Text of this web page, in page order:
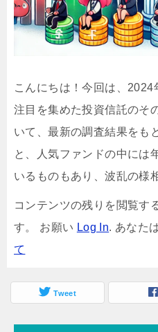
こんにちは！今回は、
注目を集めた投資信託のそ
いて、最新の調査結果をも
と、人気ファンドの中には
いるものもあり、波乱の様
コンテンツの残りを閲覧す
す。 お願い Log In. あなた
て
Tweet